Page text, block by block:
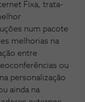
Fixa, trata-
num pacote
melhorias na
entre
ou
personalização
ainda na